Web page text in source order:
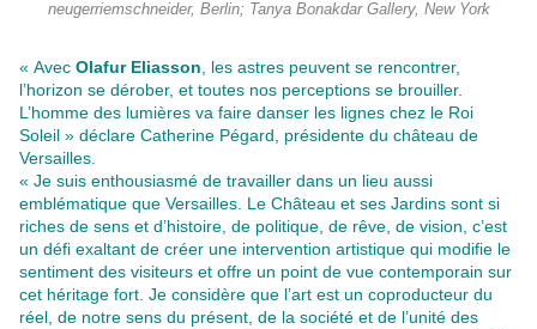
neugerriemschneider, Berlin; Tanya Bonakdar Gallery, New York
« Avec Olafur Eliasson , les astres peuvent se rencontrer,
l’horizon se dérober, et toutes nos perceptions se brouiller.
L’homme des lumières va faire danser les lignes chez le Roi
Soleil » déclare Catherine Pégard, présidente du château de
Versailles.
« Je suis enthousiasmé de travailler dans un lieu aussi
emblématique que Versailles. Le Château et ses Jardins sont si
riches de sens et d’histoire, de politique, de rêve, de vision, c’est
un défi exaltant de créer une intervention artistique qui modifie le
sentiment des visiteurs et offre un point de vue contemporain sur
cet héritage fort. Je considère que l’art est un coproducteur du
réel, de notre sens du présent, de la société et de l’unité des